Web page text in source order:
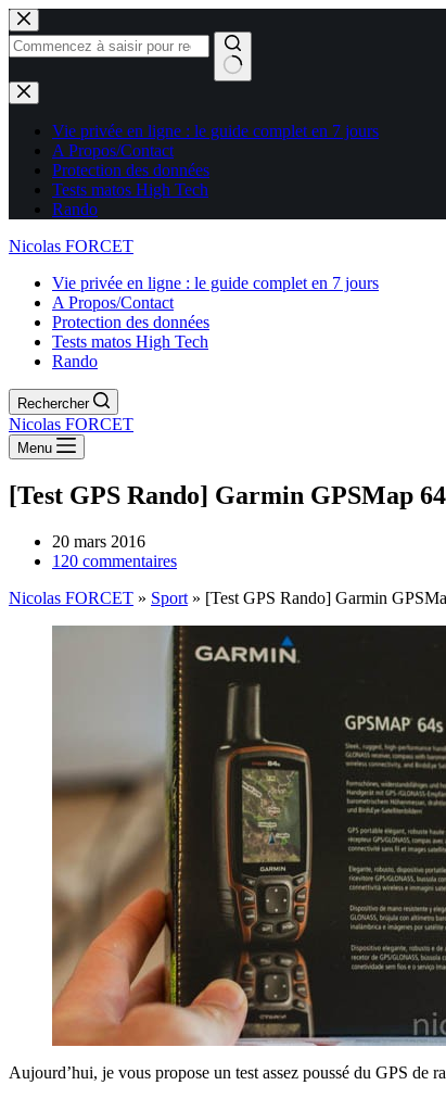
Aucun
résultat
Vie privée en ligne : le guide complet en 7 jours
A Propos/Contact
Protection des données
Tests matos High Tech
Rando
Nicolas FORCET
Vie privée en ligne : le guide complet en 7 jours
A Propos/Contact
Protection des données
Tests matos High Tech
Rando
Rechercher
Nicolas FORCET
Menu
[Test GPS Rando] Garmin GPSMap
20 mars 2016
120 commentaires
Nicolas FORCET » Sport » [Test GPS Rando] Garmin
Aujourd’hui, je vous propose un test assez poussé du GPS de